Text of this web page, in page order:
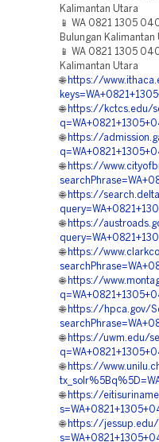
Kalimantan Utara
📱 WA 0821 1305
Bulungan Kalimantan
📱 WA 0821 1305
Kalimantan Utara
🌐 https://
🌐 https://kctcs.edu/
🌐 https://
🌐 https://
🌐 https://
🌐 https://
🌐 https://
🌐 https://
🌐 https://hpca.gov/
🌐 https://uwm.edu/
🌐 https://
🌐 https://
🌐 https://jessup.edu/